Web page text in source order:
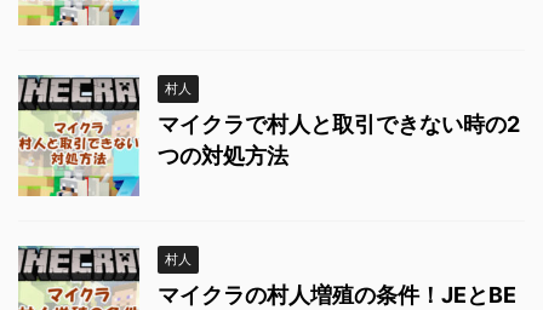
村人
マイクラで村人と取引できない時の2
つの対処方法
村人
マイクラの村人増殖の条件！JEとBE